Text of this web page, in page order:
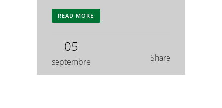
READ MORE
05
septembre Share